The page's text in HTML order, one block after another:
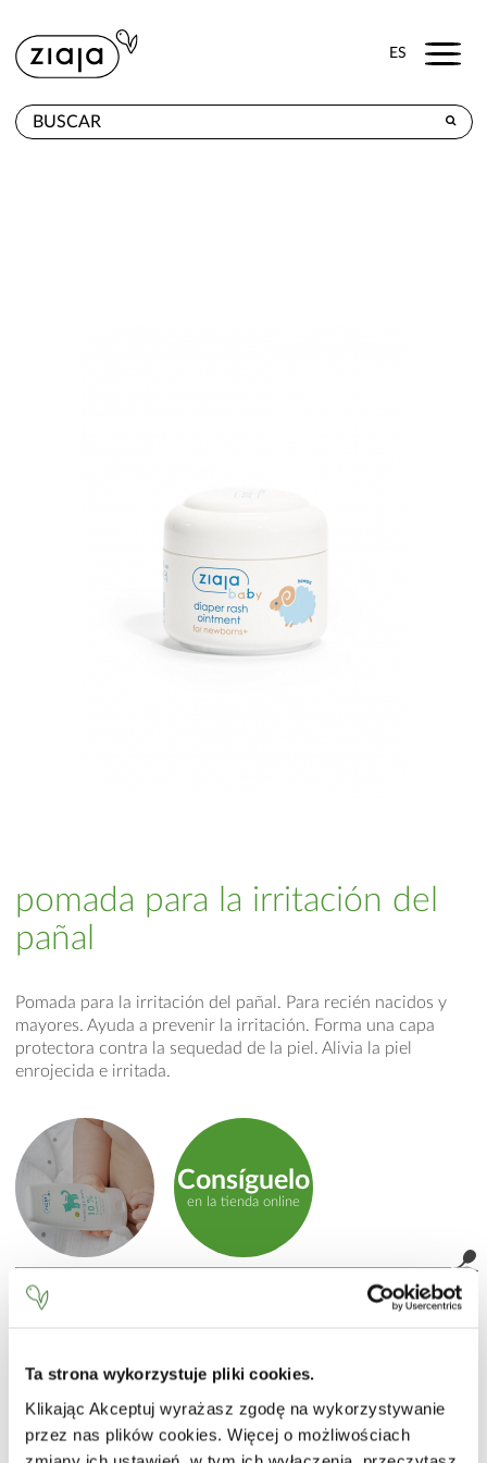
Ta strona wykorzystuje pliki cookies.
Klikając Akceptuj wyrażasz zgodę na wykorzystywanie
przez nas plików cookies. Więcej o możliwościach
ES Menu
pomada para la irritación del
pañal
Pomada para la irritación del pañal. Para recién nacidos y
mayores. Ayuda a prevenir la irritación. Forma una capa
protectora contra la sequedad de la piel. Alivia la piel
enrojecida e irritada.
Consíguelo
en la tienda online
MODO DE EMPLEO
INCI
Aqua (Water), Paraffinum Liquidum (Mineral Oil), Cera
Microcristallina (Microcrystalline Wax), Zinc Oxide, Lanolin,